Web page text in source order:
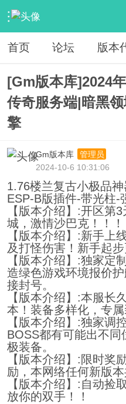
› 传奇私服专区 › 传奇商业
首页 论坛 版本
[Gm版本库]2024
传奇服务端|暗黑
擎
Gm版本库
管理员
2024-10-6 10:31:06
1.76楼兰复古小极品
ESP-B版插件-带光柱-
【版本介绍】:开区第
城，激情沙巴克！！！
【版本介绍】:新手上
及打怪伤害！新手起步
【版本介绍】:独家定
造绿色游戏环境报价
接封号。
【版本介绍】:本服长
本！装备多样化，专属
【版本介绍】:独家调
BOSS都有可能出不
极装备。
【版本介绍】:限时奖
励，本网络任何新版
【版本介绍】:自动捡
放你的双手！！